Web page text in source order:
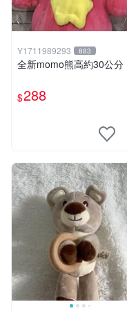
Y1711989293 883
全新momo熊高約30公分
$288